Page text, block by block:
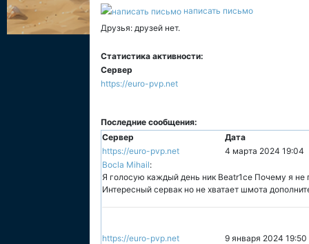
написать письмо
Друзья: друзей нет.
Статистика активности:
Сервер
https://euro-pvp.net
Последние сообщения:
Сервер
Дата
https://euro-pvp.net
4 марта 2024 19:04
Bocla Mihail:
Я голосую каждый день ник Beatr1ce Почему я не
Интересный сервак но не хватает шмота
https://euro-pvp.net
9 января 2024 19:50